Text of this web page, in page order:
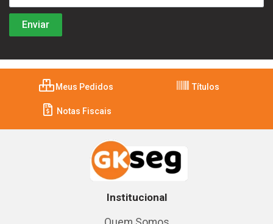
Meus Pedidos Títulos
Notas Fiscais
Institucional